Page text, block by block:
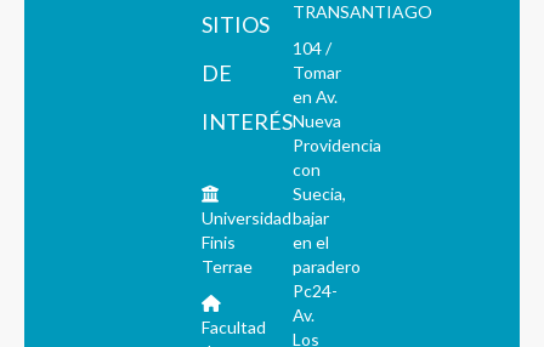
SITIOS
DE
INTERÉS
Universidad
Finis
Terrae
Facultad
TRANSANTIAGO
104 /
Tomar
en Av.
Nueva
Providencia
con
Suecia,
bajar
en el
paradero
Pc24-
Av.
Los